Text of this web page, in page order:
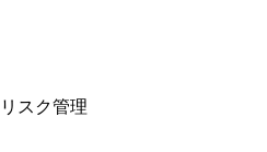
スク管理